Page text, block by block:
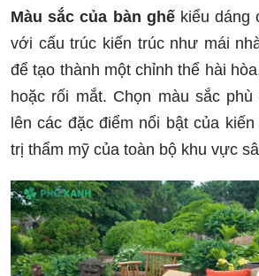
Màu sắc của bàn ghếkiểu dáng
với cấu trúc kiến trúc như mái
để tạo thành một chỉnh thể hài
hoặc rối mắt. Chọn màu sắc
lên các đặc điểm nổi bật của
trị thẩm mỹ của toàn bộ khu vực